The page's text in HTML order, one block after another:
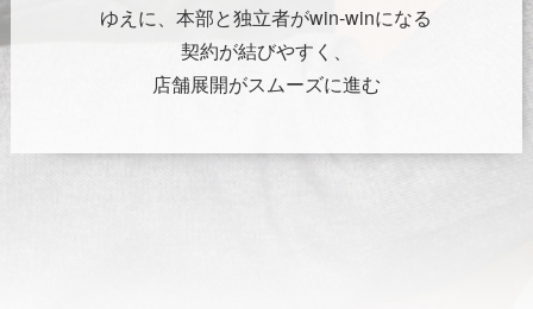
ゆえに、本部と独立者がwin-winになる
契約が結びやすく、
店舗展開がスムーズに進む